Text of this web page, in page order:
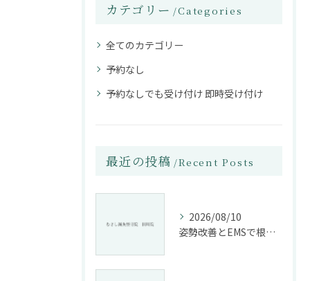
カテゴリー Categories
全てのカテゴリー
予約なし
予約なしでも受け付け 即時受け付け
最近の投稿 Recent Posts
2026/08/10
姿勢改善とEMSで根本から腰痛ケアする整骨院の施術法